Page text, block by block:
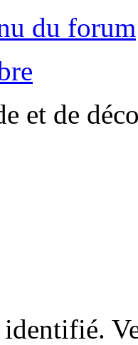
du forum
et de
identifié.